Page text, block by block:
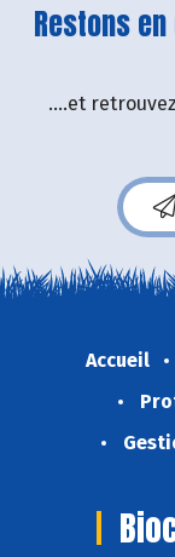
Restons
....et
Accueil